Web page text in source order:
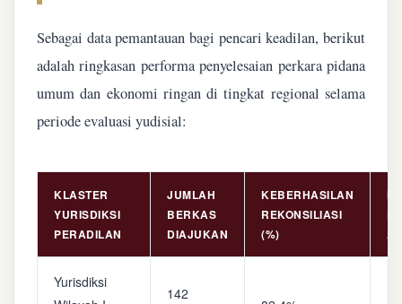
Sebagai data pemantauan bagi pencari keadilan, berikut
adalah ringkasan performa penyelesaian perkara pidana
umum dan ekonomi ringan di tingkat regional selama
periode evaluasi yudisial:
KLASTER
YURISDIKSI
PERADILAN
JUMLAH
BERKAS
DIAJUKAN
KEBERHASILAN
REKONSILIASI
(%)
Yurisdiksi
142